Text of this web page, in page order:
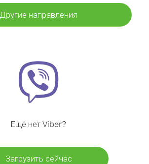
Другие направления
Ещё нет Viber?
Загрузить сейчас